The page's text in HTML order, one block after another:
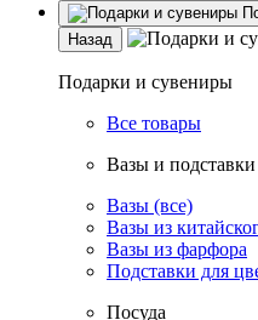
Назад
Подарки и сувениры
Все товары
Вазы и подставки
Вазы (все)
Вазы из
Вазы из фарфора
Подставки для
Посуда